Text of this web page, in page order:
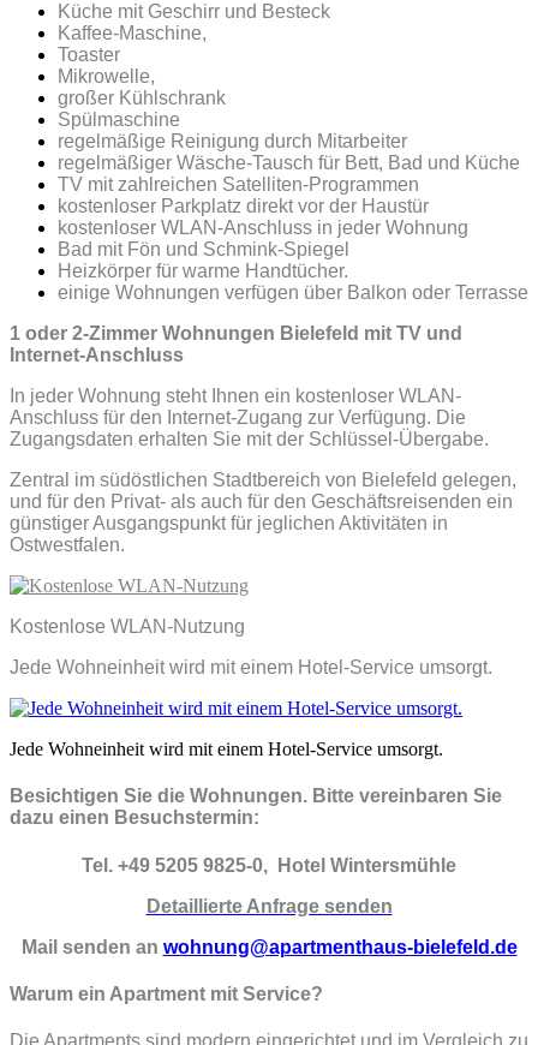
Küche mit Geschirr und Besteck
Kaffee-Maschine,
Toaster
Mikrowelle,
großer Kühlschrank
Spülmaschine
regelmäßige Reinigung durch Mitarbeiter
regelmäßiger Wäsche-Tausch für Bett, Bad und Küche
TV mit zahlreichen Satelliten-Programmen
kostenloser Parkplatz direkt vor der Haustür
kostenloser WLAN-Anschluss in jeder Wohnung
Bad mit Fön und Schmink-Spiegel
Heizkörper für warme Handtücher.
einige Wohnungen verfügen über Balkon oder Terrasse
1 oder 2-Zimmer Wohnungen Bielefeld mit TV und
Internet-Anschluss
In jeder Wohnung steht Ihnen ein kostenloser WLAN-
Anschluss für den Internet-Zugang zur Verfügung. Die
Zugangsdaten erhalten Sie mit der Schlüssel-Übergabe.
Zentral im südöstlichen Stadtbereich von Bielefeld gelegen,
und für den Privat- als auch für den Geschäftsreisenden ein
günstiger Ausgangspunkt für jeglichen Aktivitäten in
Ostwestfalen.
Kostenlose WLAN-Nutzung
Jede Wohneinheit wird mit einem Hotel-Service umsorgt.
Jede Wohneinheit wird mit einem Hotel-Service umsorgt.
Besichtigen Sie die Wohnungen. Bitte vereinbaren Sie
dazu einen Besuchstermin:
Tel. +49 5205 9825-0, Hotel Wintersmühle
Detaillierte Anfrage senden
Mail senden an wohnung@apartmenthaus-bielefeld.de
Warum ein Apartment mit Service?